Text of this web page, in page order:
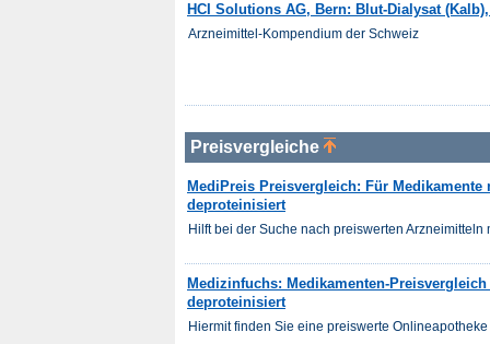
HCI Solutions AG, Bern: Blut-Dialysat
Arzneimittel-Kompendium der Schweiz
Preisvergleiche
MediPreis Preisvergleich: Für
deproteinisiert
Hilft bei der Suche nach preiswerten Arzneimitteln
Medizinfuchs: Medikamenten-
deproteinisiert
Hiermit finden Sie eine preiswerte